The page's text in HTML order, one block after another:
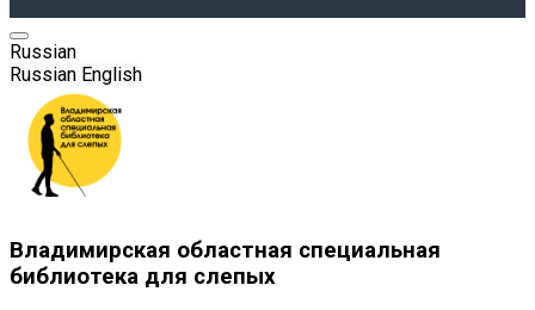
Russian
Russian English
Владимирская областная специальная
библиотека для слепых